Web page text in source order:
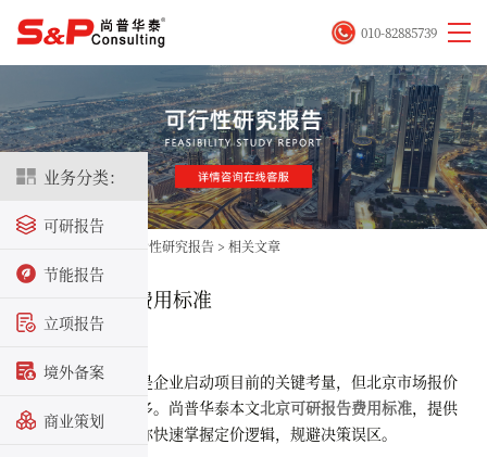
业务分类：
可研报告
节能报告
立项报告
境外备案
商业策划
010-82885739
可行性研究报告 > 相关文章
北京可研报告费用标准
2025-09-18
可研报告费用是企业启动项目前的关键考量，但北京市场报价
差异大、影响因素多。尚普华泰本文北京可研报告费用标准 ，提供
省钱避坑方法，帮你快速掌握定价逻辑，规避决策误区。